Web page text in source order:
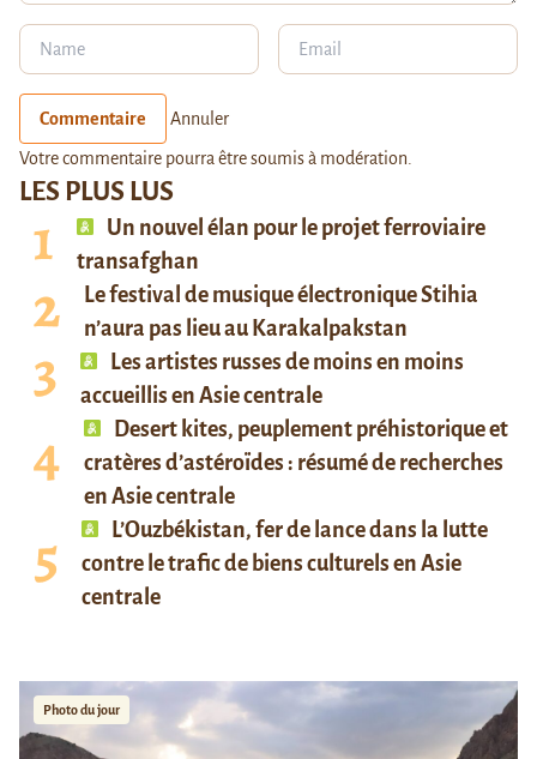
LES PLUS LUS
Un nouvel élan pour le projet ferroviaire
transafghan
Le festival de musique électronique Stihia
n’aura pas lieu au Karakalpakstan
Les artistes russes de moins en moins
accueillis en Asie centrale
Desert kites, peuplement préhistorique et
cratères d’astéroïdes : résumé de recherches
en Asie centrale
L’Ouzbékistan, fer de lance dans la lutte
contre le trafic de biens culturels en Asie
centrale
Photo du jour
Commentaire Annuler
Votre commentaire pourra être soumis à modération.